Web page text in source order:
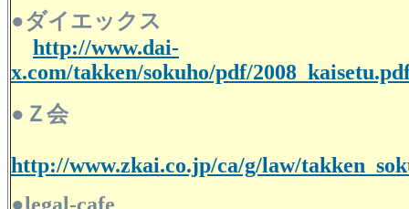
●ダイエックス
http://www.dai-
x.com/takken/sokuho/pdf/
●Ｚ会
http://www.zkai.co.jp/ca/g/law/